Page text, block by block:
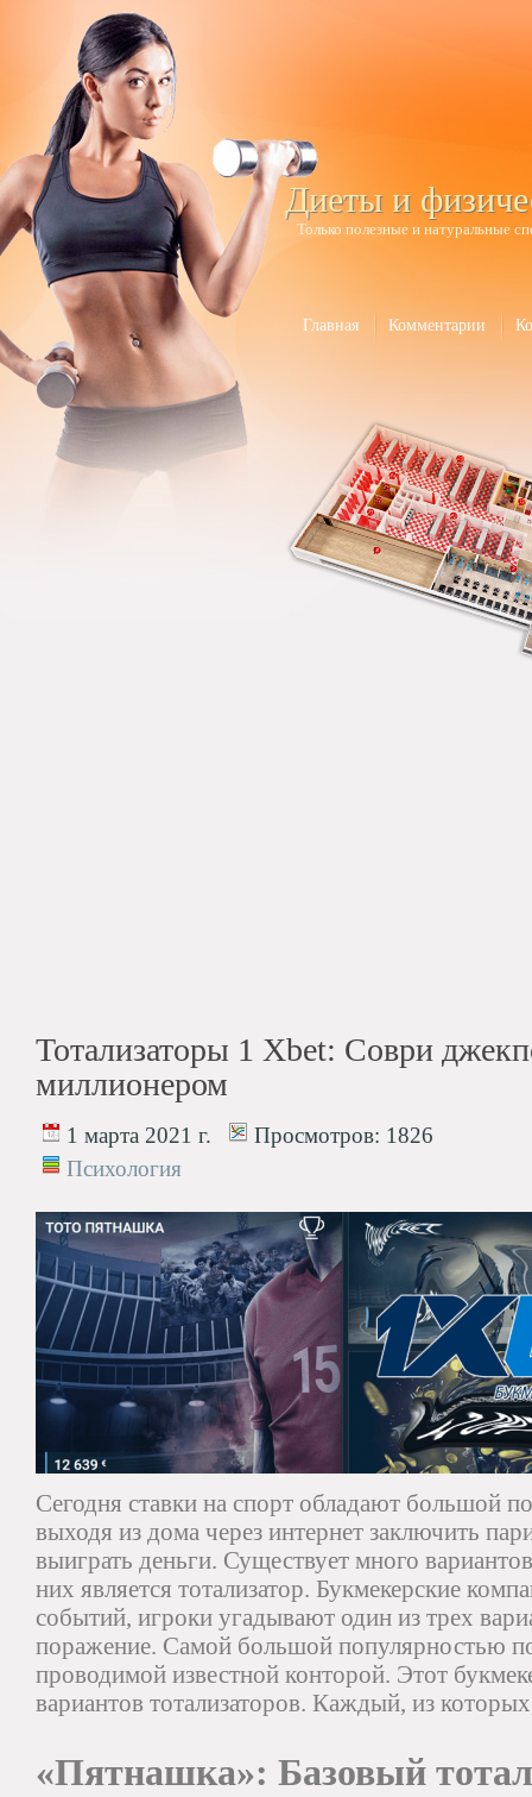
Диеты и
Только полезные и натуральные
Главная Комментарии
Тотализаторы 1 Xbet: Соври
миллионером
1 марта 2021 г. Просмотров: 1826
Психология
Сегодня ставки на спорт обладают большой
выходя из дома через интернет заключить
выиграть деньги. Существует много
них является тотализатор. Букмекерские
событий, игроки угадывают один из трех
поражение. Самой большой популярностью
проводимой известной конторой. Этот
вариантов тотализаторов. Каждый, из
«Пятнашка»: Базовый